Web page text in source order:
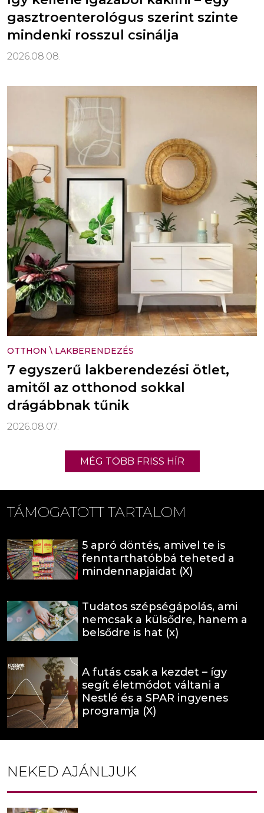
gasztroenterológus szerint szinte
mindenki rosszul csinálja
2026.08.08.
OTTHON \ LAKBERENDEZÉS
7 egyszerű lakberendezési ötlet,
amitől az otthonod sokkal
drágábbnak tűnik
2026.08.07.
MÉG TÖBB FRISS HÍR
TÁMOGATOTT TARTALOM
5 apró döntés, amivel te is
fenntarthatóbbá teheted a
mindennapjaidat (X)
Tudatos szépségápolás, ami
nemcsak a külsődre, hanem a
belsődre is hat (x)
A futás csak a kezdet – így
segít életmódot váltani a
Nestlé és a SPAR ingyenes
programja (X)
NEKED AJÁNLJUK